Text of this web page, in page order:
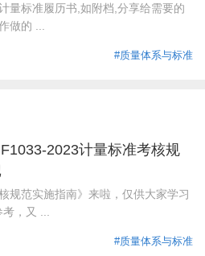
量标准履历书,如附档,分享给需要的
做的 ...
#质量体系与标准
2023计量标准考核规
规范实施指南》来啦，仅供大家学习
，又 ...
#质量体系与标准